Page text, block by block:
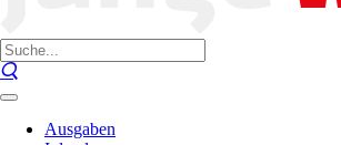
Ausgaben